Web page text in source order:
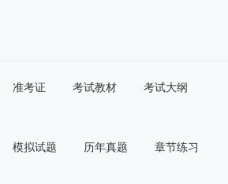
准考证 考试教材 考试大纲
模拟试题 历年真题 章节练习